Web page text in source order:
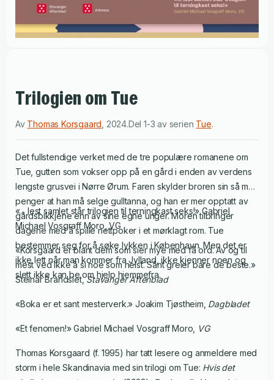
Trilogien om Tue
Av Thomas Korsgaard 2024.Del 1-3 av serien Tue.
Det fullstendige verket med de tre populære romanene om
Tue, gutten som vokser opp på en gård i enden av verdens
lengste grusvei i Nørre Ørum. Faren skylder broren sin så mye
penger at han må selge gulltanna, og han er mer opptatt av
gårdsbikkjene enn av sine egne unger. Moren tilbringer
dagene med å spille nettpoker i et mørklagt rom. Tue
bestemmer seg for å søke lykken i København. Men det er
ikke lett når man kommer fra Jylland, ikke kjenner noen og
slett ikke kan be om hjelp hjemmefra.
«... lest samlet står trilogien til terningkast seks!» Gabriel
Michael Vosgraff Moro, VG
«Korsgaard er blant dem som sier mye med få ord. Av og til
mest ved ikke å si noe som helst. Sånt greier bare de beste.»
Steinar Brandslet,Stavanger Aftenblad
«Boka er et sant mesterverk.» Joakim Tjøstheim, Dagbladet
«Et fenomen!» Gabriel Michael Vosgraff Moro, VG
Thomas Korsgaard (f. 1995) har tatt lesere og anmeldere med
storm i hele Skandinavia med sin trilogi om Tue: Hvis det